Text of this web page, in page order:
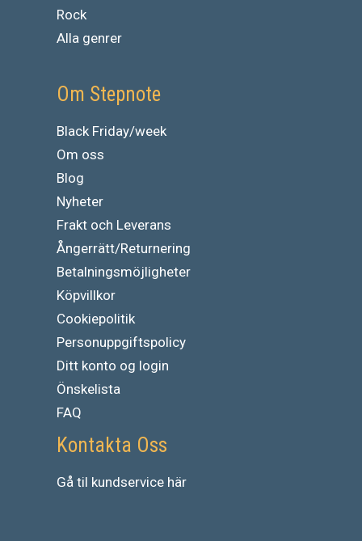
Rock
Alla genrer
Om Stepnote
Black Friday/week
Om oss
Blog
Nyheter
Frakt och Leverans
Ångerrätt/Returnering
Betalningsmöjligheter
Köpvillkor
Cookiepolitik
Personuppgiftspolicy
Ditt konto og login
Önskelista
FAQ
Kontakta Oss
Gå til kundservice här